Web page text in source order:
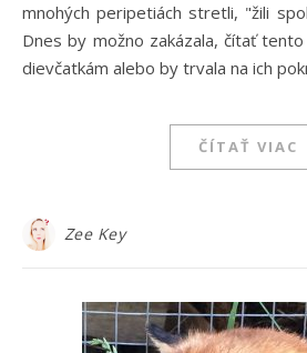
mnohých peripetiách stretli, "žili
Dnes by možno zakázala, čítať
dievčatkám alebo by trvala na ich
ČÍTAŤ VIAC
Zee Key